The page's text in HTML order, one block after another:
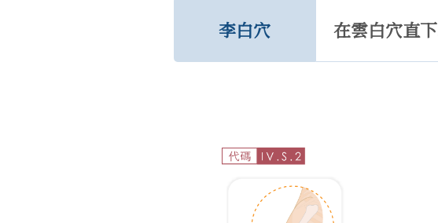
李白穴 在雲白穴直